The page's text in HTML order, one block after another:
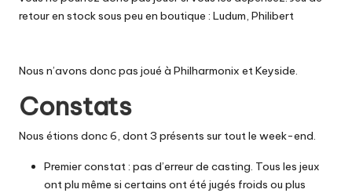
retour en stock sous peu en boutique : Ludum, Philibert
Nous n’avons donc pas joué à Philharmonix et Keyside.
Constats
Nous étions donc 6, dont 3 présents sur tout le week-end.
Premier constat : pas d’erreur de casting. Tous les jeux
ont plu même si certains ont été jugés froids ou plus